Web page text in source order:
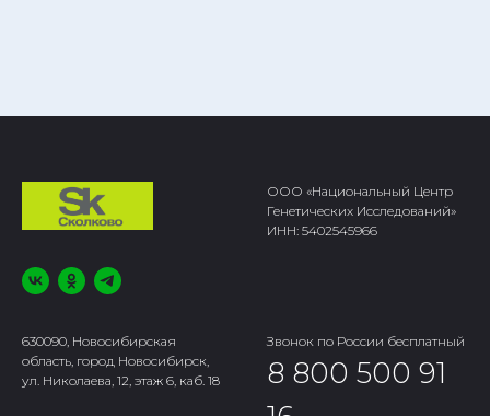
ООО «Национальный Центр
Генетических Исследований»
ИНН: 5402545966
630090, Новосибирская
область, город Новосибирск,
ул. Николаева, 12, этаж 6, каб. 18
Звонок по России бесплатный
8 800 500 91